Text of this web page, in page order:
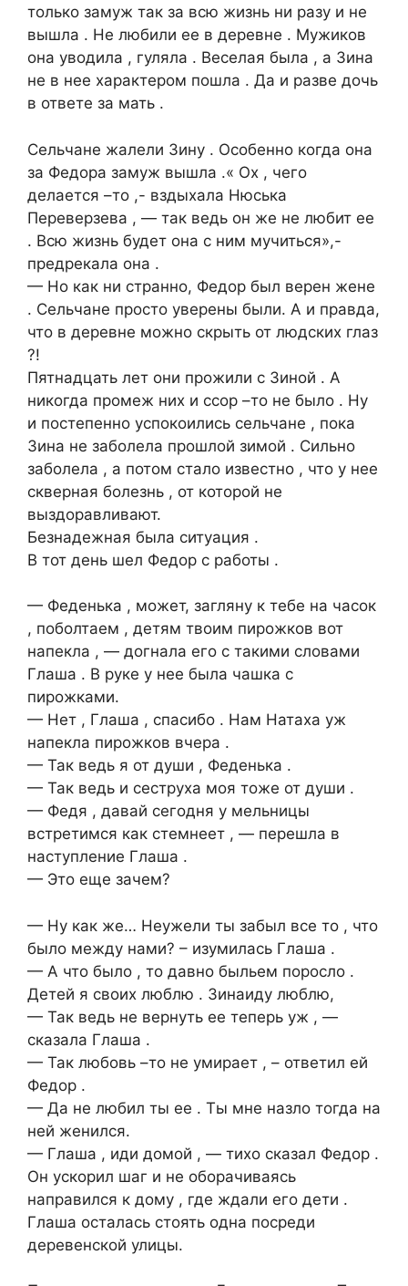
только замуж так за всю жизнь ни разу и не
вышла . Не любили ее в деревне . Мужиков
она уводила , гуляла . Веселая была , а Зина
не в нее характером пошла . Да и разве дочь
в ответе за мать .
Сельчане жалели Зину . Особенно когда она
за Федора замуж вышла .« Ох , чего
делается –то ,- вздыхала Нюська
Переверзева , — так ведь он же не любит ее
. Всю жизнь будет она с ним мучиться»,-
предрекала она .
— Но как ни странно, Федор был верен жене
. Сельчане просто уверены были. А и правда,
что в деревне можно скрыть от людских глаз
?!
Пятнадцать лет они прожили с Зиной . А
никогда промеж них и ссор –то не было . Ну
и постепенно успокоились сельчане , пока
Зина не заболела прошлой зимой . Сильно
заболела , а потом стало известно , что у нее
скверная болезнь , от которой не
выздоравливают.
Безнадежная была ситуация .
В тот день шел Федор с работы .
— Феденька , может, загляну к тебе на часок
, поболтаем , детям твоим пирожков вот
напекла , — догнала его с такими словами
Глаша . В руке у нее была чашка с
пирожками.
— Нет , Глаша , спасибо . Нам Натаха уж
напекла пирожков вчера .
— Так ведь я от души , Феденька .
— Так ведь и сеструха моя тоже от души .
— Федя , давай сегодня у мельницы
встретимся как стемнеет , — перешла в
наступление Глаша .
— Это еще зачем?
— Ну как же… Неужели ты забыл все то , что
было между нами? – изумилась Глаша .
— А что было , то давно быльем поросло .
Детей я своих люблю . Зинаиду люблю,
— Так ведь не вернуть ее теперь уж , —
сказала Глаша .
— Так любовь –то не умирает , – ответил ей
Федор .
— Да не любил ты ее . Ты мне назло тогда на
ней женился.
— Глаша , иди домой , — тихо сказал Федор .
Он ускорил шаг и не оборачиваясь
направился к дому , где ждали его дети .
Глаша осталась стоять одна посреди
деревенской улицы.